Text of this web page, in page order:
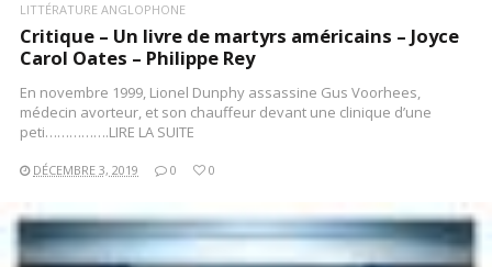
LITTÉRATURE ANGLOPHONE
Critique – Un livre de martyrs américains – Joyce
Carol Oates – Philippe Rey
En novembre 1999, Lionel Dunphy assassine Gus Voorhees,
médecin avorteur, et son chauffeur devant une clinique d’une
peti…………….LIRE LA SUITE
DÉCEMBRE 3, 2019 0 0